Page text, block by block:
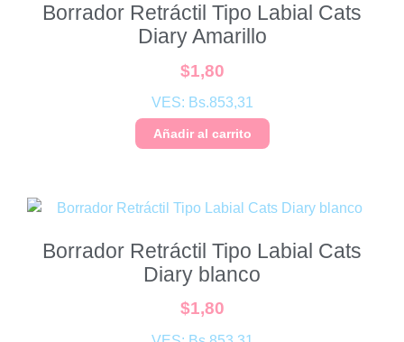
Borrador Retráctil Tipo Labial Cats
Diary Amarillo
$1,80
VES: Bs.853,31
Añadir al carrito
Borrador Retráctil Tipo Labial Cats
Diary blanco
$1,80